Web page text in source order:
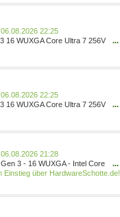
22:25
16 WUXGA Core Ultra 7 256V
...
22:25
16 WUXGA Core Ultra 7 256V
...
21:28
3 - 16 WUXGA - Intel Core
- W11P - DE 22AY002PGE
...
Einstieg über HardwareSchotte.de!